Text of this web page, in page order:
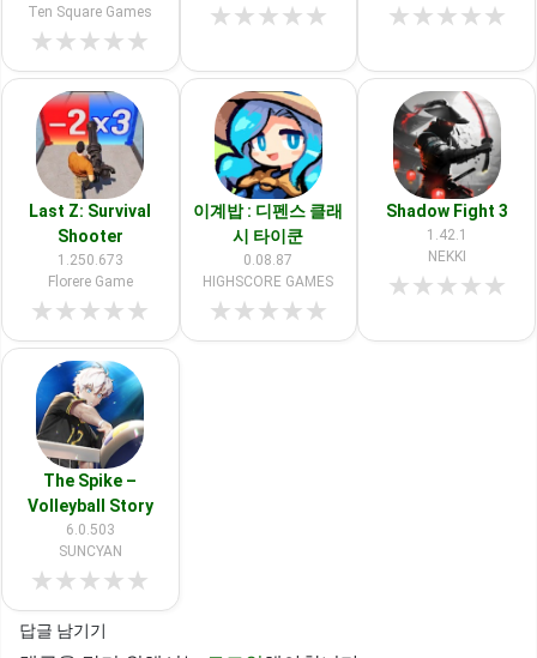
Ten Square Games
★★★★★
★★★★★ ★★★★★
Last Z: Survival
Shooter
1.250.673
Florere Game
★★★★★
이계밥 : 디펜스 클래
시 타이쿤
0.08.87
HIGHSCORE GAMES
★★★★★
Shadow Fight 3
1.42.1
NEKKI
★★★★★
The Spike –
Volleyball Story
6.0.503
SUNCYAN
★★★★★
답글 남기기